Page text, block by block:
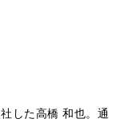
した高橋 和也。通